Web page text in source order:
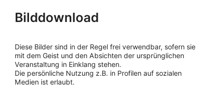
Bilddownload
Diese Bilder sind in der Regel frei verwendbar, sofern sie
mit dem Geist und den Absichten der ursprünglichen
Veranstaltung in Einklang stehen.
Die persönliche Nutzung z.B. in Profilen auf sozialen
Medien ist erlaubt.